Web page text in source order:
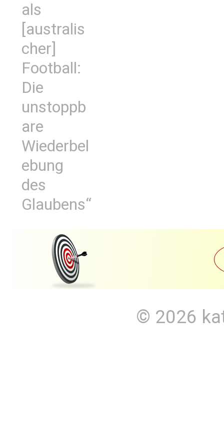
als
[australis
cher]
Football:
Die
unstoppb
are
Wiederbel
ebung
des
Glaubens“
© 2026